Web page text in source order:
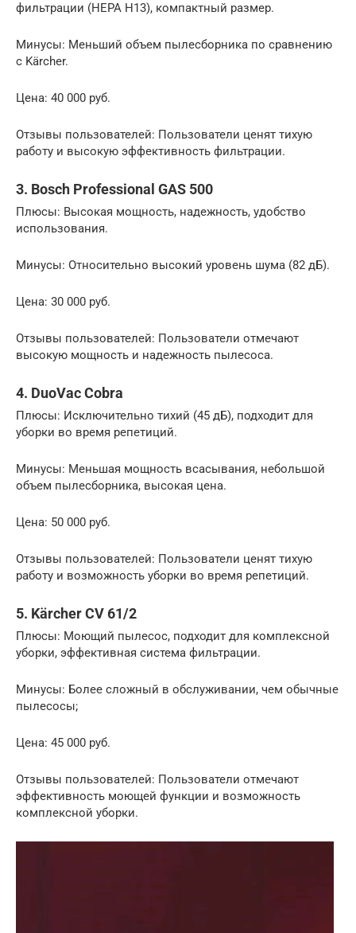
фильтрации (HEPA H13), компактный размер.
Минусы: Меньший объем пылесборника по сравнению
с Kärcher.
Цена: 40 000 руб.
Отзывы пользователей: Пользователи ценят тихую
работу и высокую эффективность фильтрации.
3. Bosch Professional GAS 500
Плюсы: Высокая мощность, надежность, удобство
использования.
Минусы: Относительно высокий уровень шума (82 дБ).
Цена: 30 000 руб.
Отзывы пользователей: Пользователи отмечают
высокую мощность и надежность пылесоса.
4. DuoVac Cobra
Плюсы: Исключительно тихий (45 дБ), подходит для
уборки во время репетиций.
Минусы: Меньшая мощность всасывания, небольшой
объем пылесборника, высокая цена.
Цена: 50 000 руб.
Отзывы пользователей: Пользователи ценят тихую
работу и возможность уборки во время репетиций.
5. Kärcher CV 61/2
Плюсы: Моющий пылесос, подходит для комплексной
уборки, эффективная система фильтрации.
Минусы: Более сложный в обслуживании, чем обычные
пылесосы;
Цена: 45 000 руб.
Отзывы пользователей: Пользователи отмечают
эффективность моющей функции и возможность
комплексной уборки.